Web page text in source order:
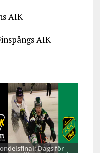
AIK
AIK
Dags för